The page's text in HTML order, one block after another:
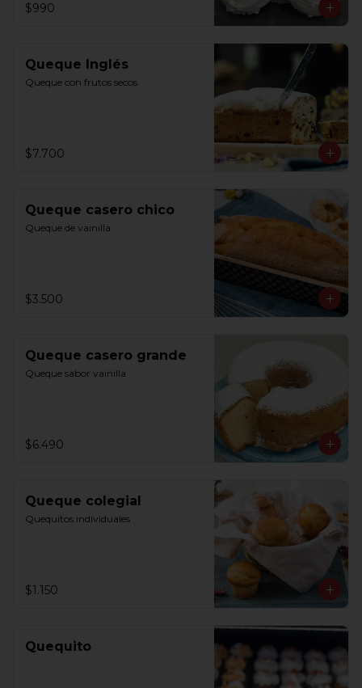
$990
Queque Inglés
Queque con frutos secos
$7.700
Queque casero chico
Queque de vainilla
$3.500
Queque casero grande
Queque sabor vainilla
$6.490
Queque colegial
Quequitos individuales
$1.150
Quequito